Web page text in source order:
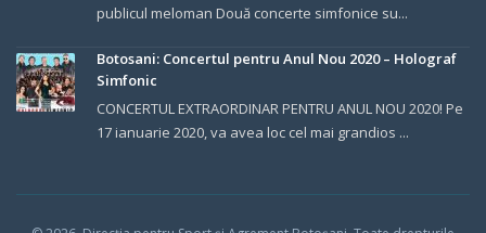
publicul meloman Două concerte simfonice su...
Botosani: Concertul pentru Anul Nou 2020 – Holograf
Simfonic
CONCERTUL EXTRAORDINAR PENTRU ANUL NOU 2020! Pe
17 ianuarie 2020, va avea loc cel mai grandios ...